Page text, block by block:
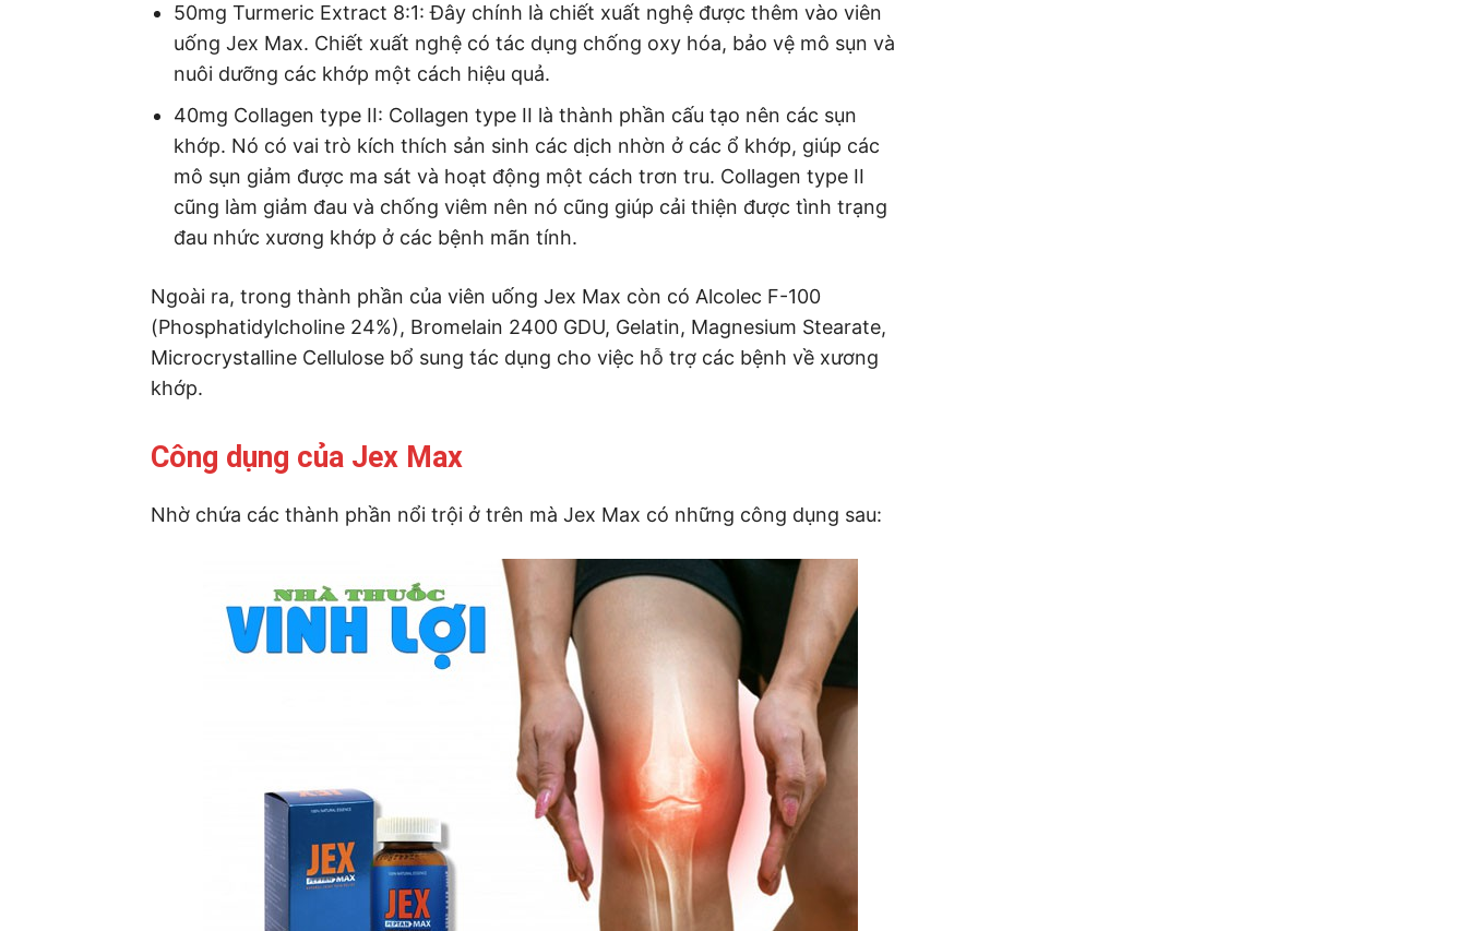
50mg Turmeric Extract 8:1: Đây chính là chiết xuất nghệ được thêm vào viên
uống Jex Max. Chiết xuất nghệ có tác dụng chống oxy hóa, bảo vệ mô sụn và
nuôi dưỡng các khớp một cách hiệu quả.
40mg Collagen type II: Collagen type II là thành phần cấu tạo nên các sụn
khớp. Nó có vai trò kích thích sản sinh các dịch nhờn ở các ổ khớp, giúp các
mô sụn giảm được ma sát và hoạt động một cách trơn tru. Collagen type II
cũng làm giảm đau và chống viêm nên nó cũng giúp cải thiện được tình trạng
đau nhức xương khớp ở các bệnh mãn tính.
Ngoài ra, trong thành phần của viên uống Jex Max còn có Alcolec F-100
(Phosphatidylcholine 24%), Bromelain 2400 GDU, Gelatin, Magnesium Stearate,
Microcrystalline Cellulose bổ sung tác dụng cho việc hỗ trợ các bệnh về xương
khớp.
Công dụng của Jex Max
Nhờ chứa các thành phần nổi trội ở trên mà Jex Max có những công dụng sau: